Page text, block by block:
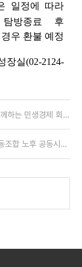
일정에 따라
방종료 후
우 환불 예정
실(02-2124-
[조합정책실] 『대·중소기업이 함께하는 민생경제 회복 캠페인』 참여 요청
[제조혁신실] 본회-한전 뿌리협동조합 노후 공동시설 교체 지원사업 안내